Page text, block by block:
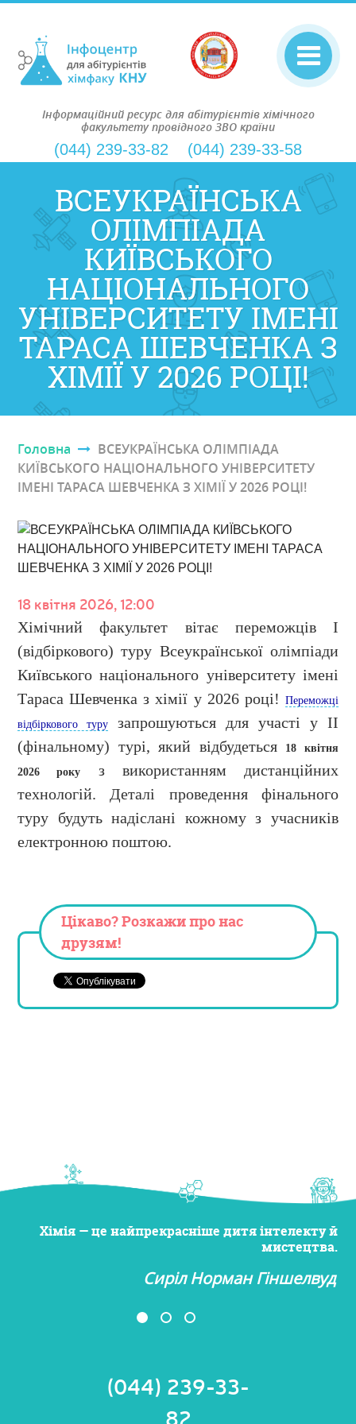
(044) 239-33-82 (044) 239-33-58
Інформаційний ресурс для абітурієнтів хімічного
факультету провідного ЗВО країни
ВСЕУКРАЇНСЬКА
ОЛІМПІАДА
КИЇВСЬКОГО
НАЦІОНАЛЬНОГО
УНІВЕРСИТЕТУ ІМЕНІ
ТАРАСА ШЕВЧЕНКА З
ХІМІЇ У 2026 РОЦІ!
Ви є тут
Головна
ВСЕУКРАЇНСЬКА ОЛІМПІАДА
КИЇВСЬКОГО НАЦІОНАЛЬНОГО УНІВЕРСИТЕТУ
ІМЕНІ ТАРАСА ШЕВЧЕНКА З ХІМІЇ У 2026 РОЦІ!
18 квітня 2026, 12:00
Хімічний факультет вітає переможців І
(відбіркового) туру Всеукраїнської олімпіади
Київського національного університету імені
Тараса Шевченка з хімії у 2026 році! Переможці
відбіркового туру
запрошуються для участі у ІІ
(фінальному) турі, який відбудеться
18 квітня
2026 року
з використанням дистанційних
технологій. Деталі проведення фінального
туру будуть надіслані кожному з учасників
електронною поштою.
Цікаво? Розкажи про нас
друзям!
Хімія — це найпрекрасніше дитя інтелекту й
мистецтва.
Сиріл Норман Гіншелвуд
(044) 239-33-
82